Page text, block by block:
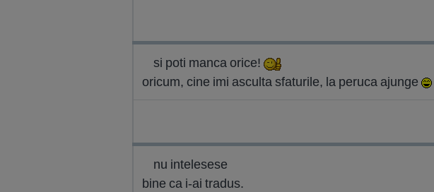
si poti manca orice!
oricum, cine imi asculta sfaturile, la peruca ajunge
nu intelesese
bine ca i-ai tradus.